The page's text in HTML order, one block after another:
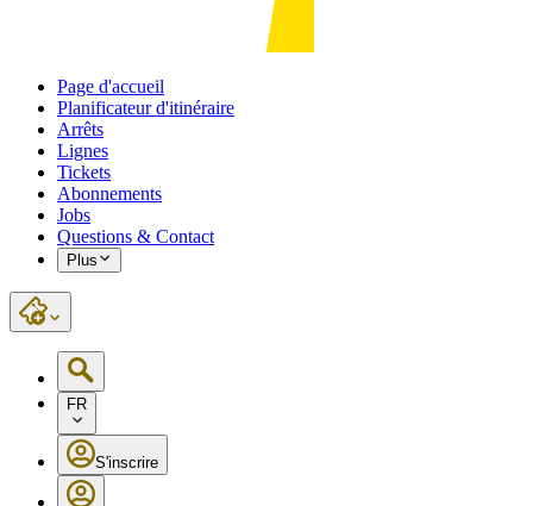
Page d'accueil
Planificateur d'itinéraire
Arrêts
Lignes
Tickets
Abonnements
Jobs
Questions & Contact
Plus
FR
S'inscrire